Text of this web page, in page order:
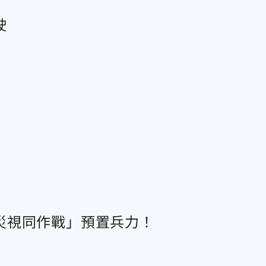
同作戰」預置兵力！